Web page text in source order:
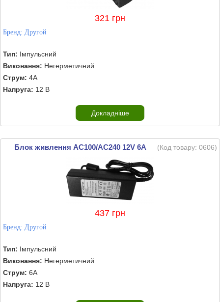
321 грн
Бренд: Другой
Тип: Імпульсний
Виконання: Негерметичний
Струм: 4А
Напруга: 12 В
Докладніше
Блок живлення AC100/AС240 12V 6А (Код товару: 0606)
437 грн
Бренд: Другой
Тип: Імпульсний
Виконання: Негерметичний
Струм: 6А
Напруга: 12 В